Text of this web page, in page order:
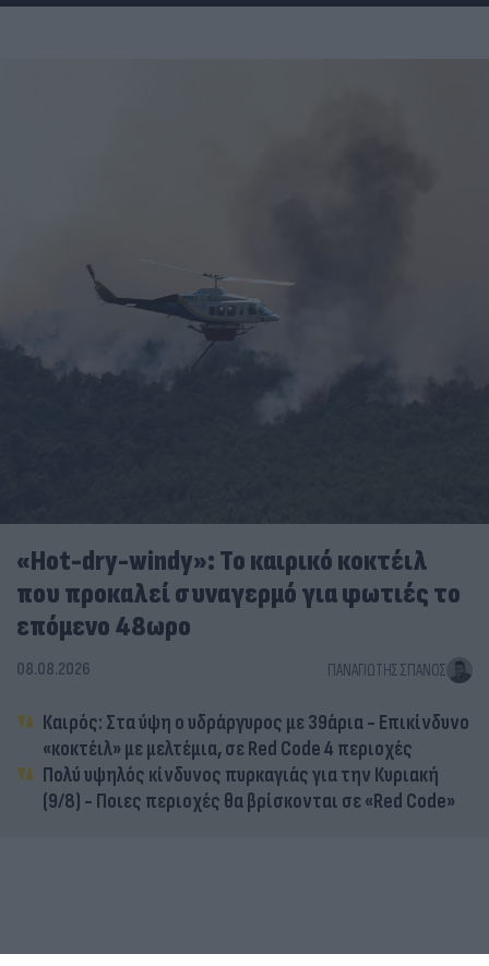
«Hot-dry-windy»: Το καιρικό κοκτέιλ
που προκαλεί συναγερμό για φωτιές το
επόμενο 48ωρο
08.08.2026 ΠΑΝΑΓΙΏΤΗΣ ΣΠΑΝΌΣ
Καιρός: Στα ύψη ο υδράργυρος με 39άρια - Επικίνδυνο
«κοκτέιλ» με μελτέμια, σε Red Code 4 περιοχές
Πολύ υψηλός κίνδυνος πυρκαγιάς για την Κυριακή
(9/8) - Ποιες περιοχές θα βρίσκονται σε «Red Code»